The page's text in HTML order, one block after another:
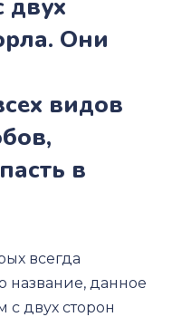
двух
Они
видов
в
всегда
название, данное
с двух сторон